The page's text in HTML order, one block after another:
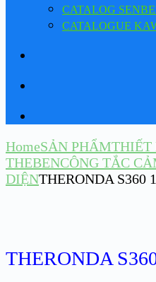
CATALOG
CATALOGUE
HomeSẢN PHẨMTHIẾT
THEBENCÔNG TẮC
DIỆNTHERONDA S360
THERONDA